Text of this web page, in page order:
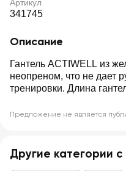
Артикул
341745
Описание
Гантель ACTIWELL из
неопреном, что не дает
тренировки. Длина
Предложение не является
Другие категории